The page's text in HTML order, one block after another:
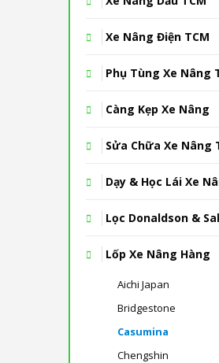
Xe Nâng Điện TCM
Phụ Tùng Xe Nâng
Càng Kẹp Xe Nâng
Sửa Chữa Xe Nâng
Dạy & Học Lái Xe
Lọc Donaldson &
Lốp Xe Nâng Hàng
Aichi Japan
Bridgestone
Casumina
Chengshin